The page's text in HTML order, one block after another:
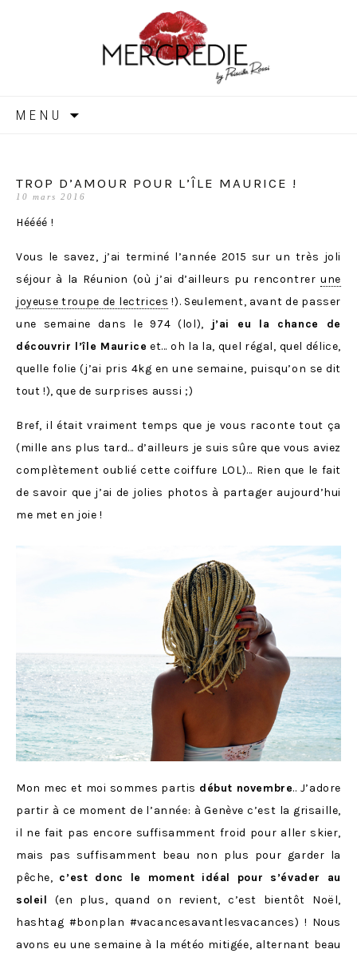
MERCREDIE
MENU
TROP D’AMOUR POUR L’ÎLE MAURICE !
10 mars 2016
Héééé !
Vous le savez, j’ai terminé l’année 2015 sur un très joli
séjour à la Réunion (où j’ai d’ailleurs pu rencontrerune
joyeuse troupe de lectrices !). Seulement, avant de passer
une semaine dans le974 (lol),
j’ai eu la chance de
découvrir l’île Maurice et… oh la la, quel régal, quel délice,
quelle folie (j’ai pris 4kg en une semaine, puisqu’on se dit
tout !), que de surprises aussi ;)
Bref, il était vraiment temps que je vous raconte tout ça
(mille ans plus tard… d’ailleurs je suis sûre que vous aviez
complètement oublié cette coiffure LOL)… Rien que le fait
de savoir que j’ai de jolies photos à partager aujourd’hui
me met en joie !
Mon mec et moi sommes partis début novembre.. J’adore
partir à ce moment de l’année: à Genève c’est la grisaille,
il ne fait pas encore suffisamment froid pour aller skier,
mais pas suffisamment beau non plus pour garder la
pêche, c’est donc le moment idéal pour s’évader au
soleil (en plus, quand on revient, c’est bientôt Noël,
hashtag #bonplan #vacancesavantlesvacances) ! Nous
avons eu une semaine à la météo mitigée, alternant beau